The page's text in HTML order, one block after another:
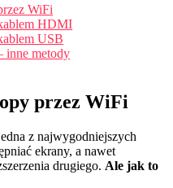
WiFi
HDMI
USB
inne metody
przez WiFi
z najwygodniejszych
ekrany, a nawet
drugiego. Ale jak to